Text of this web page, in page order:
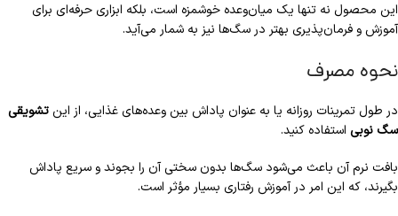
این محصول نه تنها یک میان‌وعده خوشمزه است، بلکه ابزاری حرفه‌ای برای
آموزش و فرمان‌پذیری بهتر در سگ‌ها نیز به شمار می‌آید.
نحوه مصرف
در طول تمرینات روزانه یا به عنوان پاداش بین وعده‌های غذایی، از این تشویقی
سگ نوبی استفاده کنید.
بافت نرم آن باعث می‌شود سگ‌ها بدون سختی آن را بجوند و سریع پاداش
بگیرند، که این امر در آموزش رفتاری بسیار مؤثر است.